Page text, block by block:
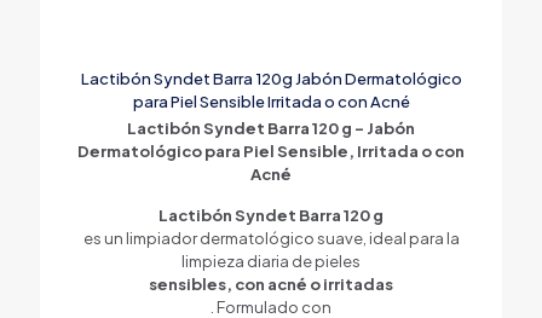
Lactibón Syndet Barra 120g Jabón Dermatológico
para Piel Sensible Irritada o con Acné
Lactibón Syndet Barra 120 g – Jabón
Dermatológico para Piel Sensible, Irritada o con
Acné
Lactibón Syndet Barra 120 g
es un limpiador dermatológico suave, ideal para la
limpieza diaria de pieles
sensibles, con acné o irritadas
. Formulado con